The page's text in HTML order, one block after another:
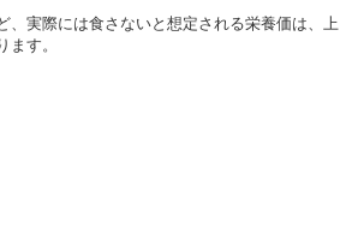
、実際には食さないと想定される栄養価は、上
す。